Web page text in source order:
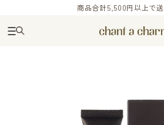
商品合計5,500円以上で